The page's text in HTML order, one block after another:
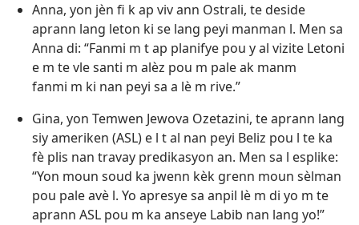
Anna, yon jèn fi k ap viv ann Ostrali, te deside
aprann lang leton ki se lang peyi manman l. Men sa
Anna di: “Fanmi m t ap planifye pou y al vizite Letoni
e m te vle santi m alèz pou m pale ak manm
fanmi m ki nan peyi sa a lè m rive.”
Gina, yon Temwen Jewova Ozetazini, te aprann lang
siy ameriken (ASL) e l t al nan peyi Beliz pou l te ka
fè plis nan travay predikasyon an. Men sa l esplike:
“Yon moun soud ka jwenn kèk grenn moun sèlman
pou pale avè l. Yo apresye sa anpil lè m di yo m te
aprann ASL pou m ka anseye Labib nan lang yo!”